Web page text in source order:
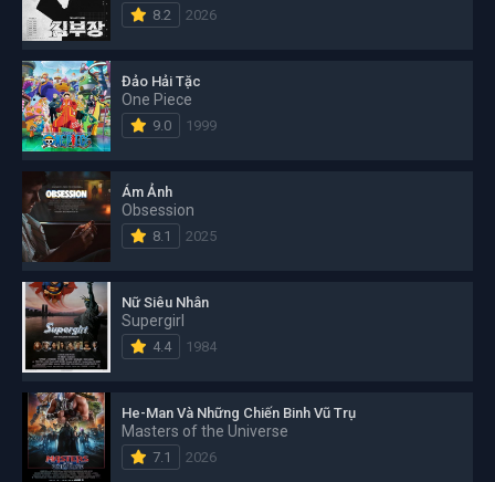
8.2 2026
Đảo Hải Tặc
One Piece
9.0 1999
Ám Ảnh
Obsession
8.1 2025
Nữ Siêu Nhân
Supergirl
4.4 1984
He-Man Và Những Chiến Binh Vũ Trụ
Masters of the Universe
7.1 2026